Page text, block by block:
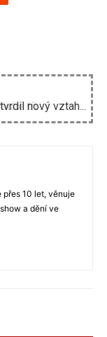
nový vztah...
přes 10 let, věnuje
a dění ve